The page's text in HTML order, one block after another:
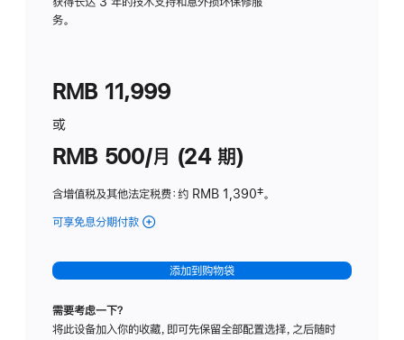
务。
RMB 11,999
或
RMB 500/月 (24 期)
含增值税及其他法定税费：约 RMB 1,390脚
‡。
可享免息分期付款 (Studio
-
标
璃
添加到购物袋
需要考虑一下？
将此设备加入你的收藏，即可先保留全部配置选择，之后随时